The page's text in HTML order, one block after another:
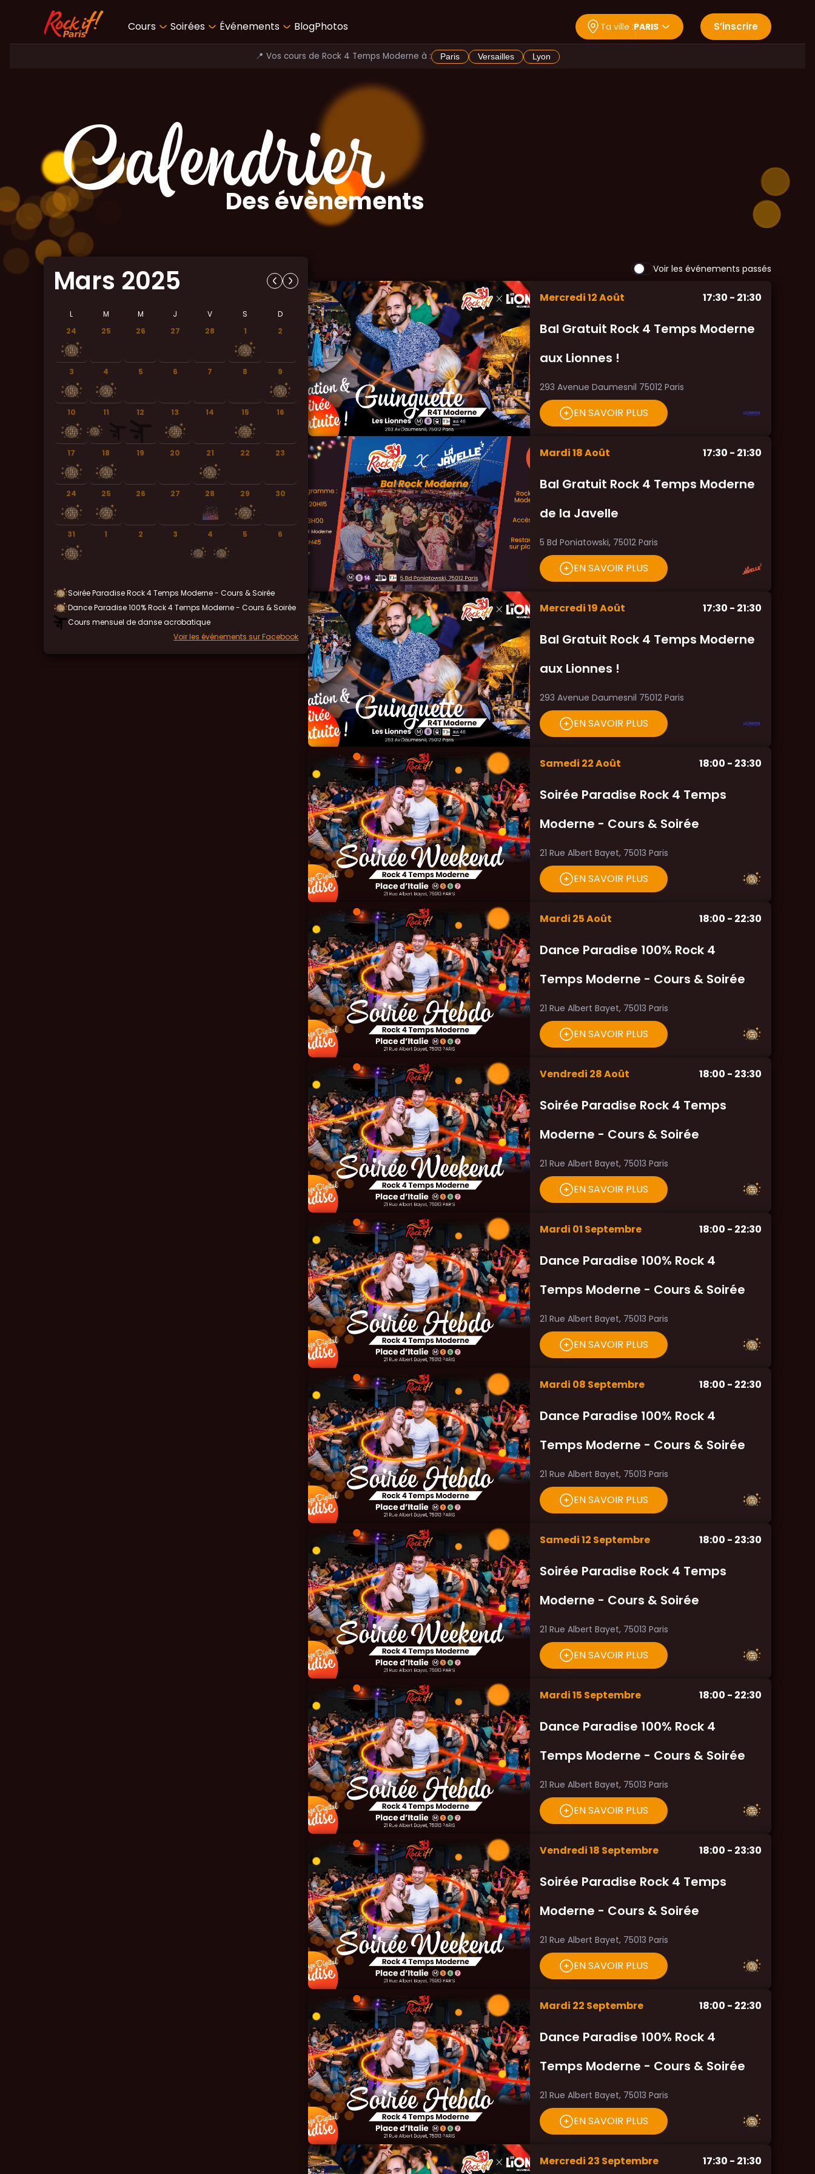
Cours Soirées Événements BlogPhotos Ta ville :PARIS S’inscrire
📍 Vos cours de Rock 4 Temps Moderne à : Paris Versailles Lyon
Calendrier
Des évènements
Mars 2025
L M M J V S
D
24
25 26 27 28 1 2
3 4 5 6 7 8 9
10 11 12 13 14 15 16
17 18 19 20 21 22 23
24 25 26 27 28 29 30
31 1 2 3 4 5 6
Soirée Paradise Rock 4 Temps Moderne - Cours & Soirée
Dance Paradise 100% Rock 4 Temps Moderne - Cours & Soirée
Cours mensuel de danse acrobatique
Voir les événements sur Facebook
Voir les événements passés
Mercredi12Août 17:30 - 21:30
Bal Gratuit Rock 4 Temps Moderne
aux Lionnes !
293 Avenue Daumesnil 75012 Paris
EN SAVOIR PLUS
Mardi18Août 17:30 - 21:30
Bal Gratuit Rock 4 Temps Moderne
de la Javelle
5 Bd Poniatowski, 75012 Paris
EN SAVOIR PLUS
Mercredi19Août 17:30 - 21:30
Bal Gratuit Rock 4 Temps Moderne
aux Lionnes !
293 Avenue Daumesnil 75012 Paris
EN SAVOIR PLUS
Samedi 22Août 18:00 - 23:30
Soirée Paradise Rock 4 Temps
Moderne - Cours & Soirée
21 Rue Albert Bayet, 75013 Paris
EN SAVOIR PLUS
Mardi 25Août 18:00 - 22:30
Dance Paradise 100% Rock 4
Temps Moderne - Cours & Soirée
21 Rue Albert Bayet, 75013 Paris
EN SAVOIR PLUS
Vendredi 28Août 18:00 - 23:30
Soirée Paradise Rock 4 Temps
Moderne - Cours & Soirée
21 Rue Albert Bayet, 75013 Paris
EN SAVOIR PLUS
Mardi 01 Septembre 18:00 - 22:30
Dance Paradise 100% Rock 4
Temps Moderne - Cours & Soirée
21 Rue Albert Bayet, 75013 Paris
EN SAVOIR PLUS
Mardi 08 Septembre 18:00 - 22:30
Dance Paradise 100% Rock 4
Temps Moderne - Cours & Soirée
21 Rue Albert Bayet, 75013 Paris
EN SAVOIR PLUS
Samedi12 Septembre 18:00 - 23:30
Soirée Paradise Rock 4 Temps
Moderne - Cours & Soirée
21 Rue Albert Bayet, 75013 Paris
EN SAVOIR PLUS
Mardi15 Septembre 18:00 - 22:30
Dance Paradise 100% Rock 4
Temps Moderne - Cours & Soirée
21 Rue Albert Bayet, 75013 Paris
EN SAVOIR PLUS
Vendredi18 Septembre 18:00 - 23:30
Soirée Paradise Rock 4 Temps
Moderne - Cours & Soirée
21 Rue Albert Bayet, 75013 Paris
EN SAVOIR PLUS
Mardi 22 Septembre 18:00 - 22:30
Dance Paradise 100% Rock 4
Temps Moderne - Cours & Soirée
21 Rue Albert Bayet, 75013 Paris
EN SAVOIR PLUS
Mercredi 23 Septembre 17:30 - 21:30